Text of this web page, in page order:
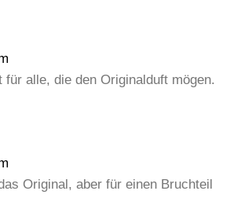
für alle, die den Originalduft mögen.
Original, aber für einen Bruchteil